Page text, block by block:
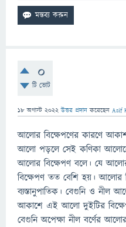
0
টি ভোট
18 অগাস্ট 2022 উত্তর প্রদান করেছেন Asif
আলোর বিক্ষেপণের কারণে
আলো পড়লে সেই কণিকা আলোকে
আলোর বিক্ষেপণ বলে। যে
বিক্ষেপণ তত বেশি হয়। আলোর
ব্যস্তানুপাতিক। বেগুনি ও নীল
আকাশে এই আলো দুইটির
বেগুনি অপেক্ষা নীল বর্ণের